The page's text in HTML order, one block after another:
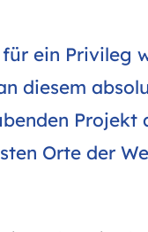
für ein Privileg
diesem
Projekt
Orte der